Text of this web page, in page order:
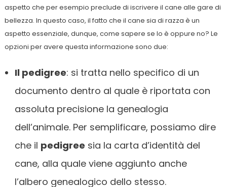
aspetto che per esempio preclude di iscrivere il cane alle gare di
bellezza. In questo caso, il fatto che il cane sia di razza è un
aspetto essenziale, dunque, come sapere se lo è oppure no? Le
opzioni per avere questa informazione sono due:
Il pedigree: si tratta nello specifico di un
documento dentro al quale è riportata con
assoluta precisione la genealogia
dell’animale. Per semplificare, possiamo dire
che il pedigree sia la carta d’identità del
cane, alla quale viene aggiunto anche
l’albero genealogico dello stesso.